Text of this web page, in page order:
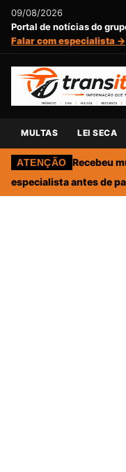
09/08/2026
Portal de notícias do
Falar com especialista →
MULTAS LEI SECA
ATENÇÃO Recebeu
especialista antes de